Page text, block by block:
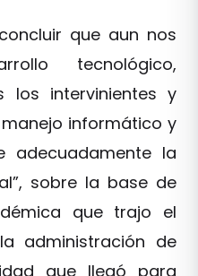
que aun nos
tecnológico,
los intervinientes y
informático y
adecuadamente la
sobre la base de
que trajo el
administración de
que llegó para